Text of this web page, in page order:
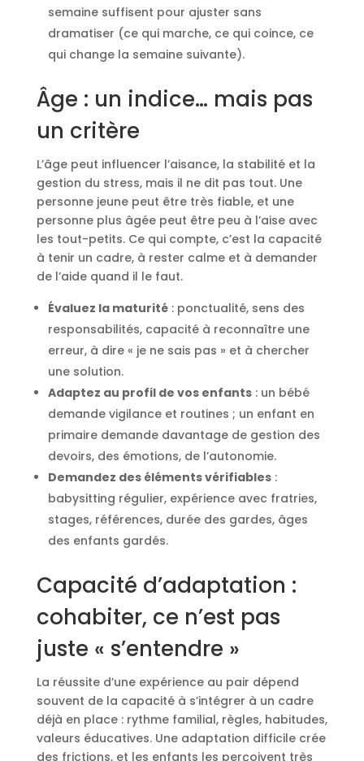
semaine suffisent pour ajuster sans
dramatiser (ce qui marche, ce qui coince, ce
qui change la semaine suivante).
Âge : un indice… mais pas
un critère
L’âge peut influencer l’aisance, la stabilité et la
gestion du stress, mais il ne dit pas tout. Une
personne jeune peut être très fiable, et une
personne plus âgée peut être peu à l’aise avec
les tout-petits. Ce qui compte, c’est la capacité
à tenir un cadre, à rester calme et à demander
de l’aide quand il le faut.
Évaluez la maturité: ponctualité, sens des
responsabilités, capacité à reconnaître une
erreur, à dire « je ne sais pas » et à chercher
une solution.
Adaptez au profil de vos enfants: un bébé
demande vigilance et routines ; un enfant en
primaire demande davantage de gestion des
devoirs, des émotions, de l’autonomie.
Demandez des éléments vérifiables:
babysitting régulier, expérience avec fratries,
stages, références, durée des gardes, âges
des enfants gardés.
Capacité d’adaptation :
cohabiter, ce n’est pas
juste « s’entendre »
La réussite d’une expérience au pair dépend
souvent de la capacité à s’intégrer à un cadre
déjà en place : rythme familial, règles, habitudes,
valeurs éducatives. Une adaptation difficile crée
des frictions, et les enfants les perçoivent très